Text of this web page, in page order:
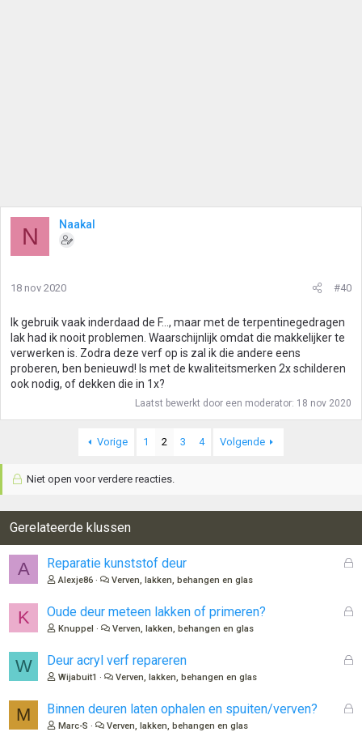
N Naakal
18 nov 2020 #40
Ik gebruik vaak inderdaad de F..., maar met de terpentinegedragen
lak had ik nooit problemen. Waarschijnlijk omdat die makkelijker te
verwerken is. Zodra deze verf op is zal ik die andere eens
proberen, ben benieuwd! Is met de kwaliteitsmerken 2x schilderen
ook nodig, of dekken die in 1x?
Laatst bewerkt door een moderator: 18 nov 2020
Vorige 1 2 3 4 Volgende
Niet open voor verdere reacties.
Gerelateerde klussen
A
G
n
Reparatie kunststof deur
Alexje86 Verven, lakken, behangen en glas
K
G
n
Oude deur meteen lakken of primeren?
Knuppel Verven, lakken, behangen en glas
W
G
Deur acryl verf repareren
Wijabuit1 Verven, lakken, behangen en glas
M
G
Binnen deuren laten ophalen en spuiten/verven?
Marc-S Verven, lakken, behangen en glas